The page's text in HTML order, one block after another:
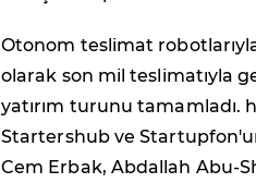
Otonom teslimat
olarak son mil teslimatıyla
yatırım turunu tamamladı.
Startershub ve
Cem Erbak, Abdallah Abu-